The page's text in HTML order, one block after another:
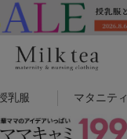
乳服 マタニティ